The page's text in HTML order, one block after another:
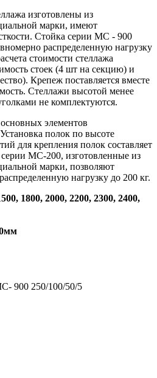
изготовлены из
марки, имеют
Стойка серии МС - 900
распределенную нагрузку
стоимости стеллажа
стоек (4 шт на секцию) и
Крепеж поставляется вместе
Стеллажи высотой менее
не комплектуются.
элементов
полок по высоте
для крепления полок составляет
МС-200, изготовленные из
марки, позволяют
нагрузку до 200 кг.
1800, 2000, 2200, 2300, 2400,
900 250/100/50/5